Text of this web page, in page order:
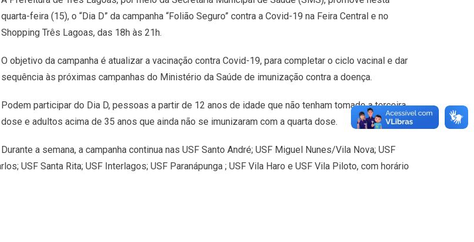
quarta-feira (15), o “Dia D” da campanha “Folião Seguro” contra a Covid-19 na Feira Central e no
Shopping Três Lagoas, das 18h às 21h.
O objetivo da campanha é atualizar a vacinação contra Covid-19, para completar o ciclo vacinal e dar
sequência às próximas campanhas do Ministério da Saúde de imunização contra a doença.
Podem participar do Dia D, pessoas a partir de 12 anos de idade que não tenham tomado a terceira
dose e adultos acima de 35 anos que ainda não se imunizaram com a quarta dose.
Durante a semana, a campanha continua nas USF Santo André; USF Miguel Nunes/Vila Nova; USF
USF Santa Rita; USF Interlagos; USF Paranápunga ; USF Vila Haro e USF Vila Piloto, com horário